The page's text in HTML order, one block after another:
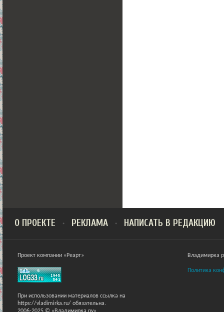
О ПРОЕКТЕ РЕКЛАМА НАПИСАТЬ В РЕДАКЦИЮ
Проект компании «Реарт»
При использовании материалов ссылка на
https://vladimirka.ru/ обязательна.
Владимирка
Политика